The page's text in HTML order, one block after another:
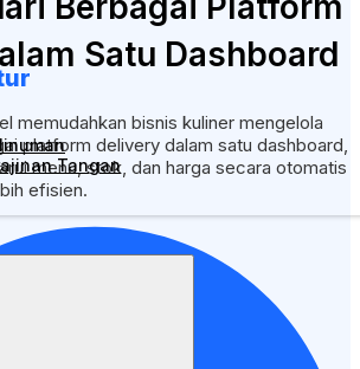
Tangan
Satu Dashboard
memudahkan bisnis kuliner mengelola
platform delivery dalam satu dashboard,
menu, stok, dan harga secara otomatis
efisien.